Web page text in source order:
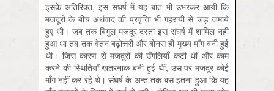
इसके अतिरिक्त, इस संघर्ष में यह बात भी उभरकर आयी कि
मजदूरों के बीच अर्थवाद की प्रवृत्तिा भी गहरायी से जड़ जमाये
हुए थी। जब तक बिगुल मजदूर दस्ता इस संघर्ष में शामिल नहीं
हुआ था तब तक वेतन बढ़ोत्तरी और बोनस ही मुख्य माँग बनी हुई
थी। जिस कारण से मजदूरों की उँगलियाँ कटी थीं और काम
करने की स्थितियाँ ख़तरनाक बनी हुई थीं, उस पर मजदूर कोई
माँग नहीं कर रहे थे। संघर्ष के अन्त तक बस इतना हुआ कि यह